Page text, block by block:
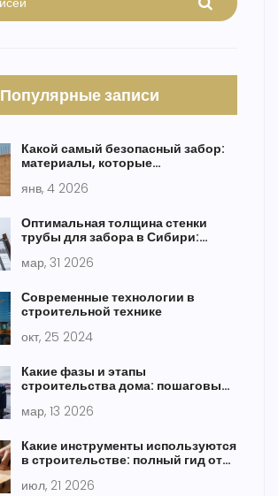
Популярные записи
Какой самый безопасный забор:
материалы, которые
янв, 4 2026
Оптимальная толщина стенки
трубы для забора в Сибири:
мар, 31 2026
Современные технологии в
строительной технике
окт, 25 2024
Какие фазы и этапы
строительства дома: пошаговый
сдачи
мар, 13 2026
Какие инструменты используются
в строительстве: полный гид от
июл, 21 2026